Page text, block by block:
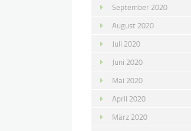
September 2020
August 2020
Juli 2020
Juni 2020
Mai 2020
April 2020
März 2020